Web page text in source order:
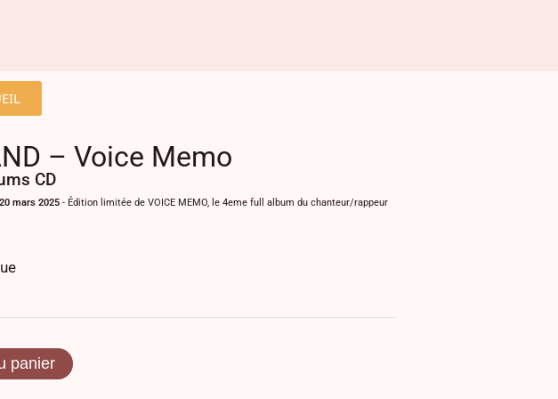
– Voice Memo
CD
mars 2025 - Édition limitée de VOICE MEMO, le 4eme full album du chanteur/rappeur
panier